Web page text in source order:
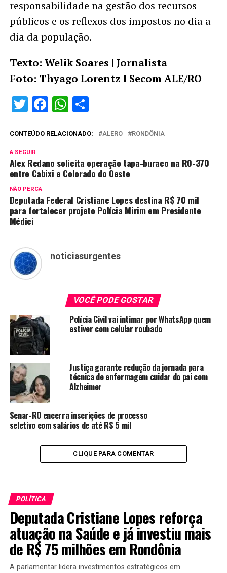
responsabilidade na gestão dos recursos
públicos e os reflexos dos impostos no dia a
dia da população.
Texto: Welik Soares | Jornalista
Foto: Thyago Lorentz I Secom ALE/RO
Twitter
Facebook
WhatsApp
Share
CONTEÚDO RELACIONADO: ALERO RONDÔNIA
A SEGUIR
Alex Redano solicita operação tapa-buraco na RO-370
entre Cabixi e Colorado do Oeste
NÃO PERCA
Deputada Federal Cristiane Lopes destina R$ 70 mil
para fortalecer projeto Polícia Mirim em Presidente
Médici
noticiasurgentes
VOCÊ PODE GOSTAR
Polícia Civil vai intimar por WhatsApp quem
estiver com celular roubado
Justiça garante redução da jornada para
técnica de enfermagem cuidar do pai com
Alzheimer
Senar-RO encerra inscrições de processo
seletivo com salários de até R$ 5 mil
CLIQUE PARA COMENTAR
POLÍTICA
Deputada Cristiane Lopes reforça
atuação na Saúde e já investiu mais
de R$ 75 milhões em Rondônia
A parlamentar lidera investimentos estratégicos em